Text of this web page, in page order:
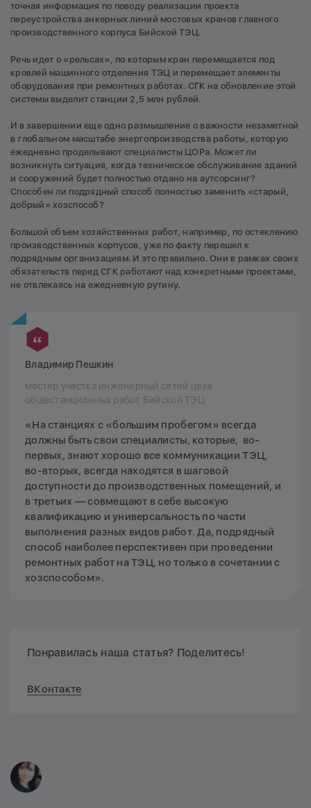
точная информация по поводу реализации проекта
переустройства анкерных линий мостовых кранов главного
производственного корпуса Бийской ТЭЦ.
Речь идет о «рельсах», по которым кран перемещается под
кровлей машинного отделения ТЭЦ и перемещает элементы
оборудования при ремонтных работах. СГК на обновление этой
системы выделит станции 2,5 млн рублей.
И в завершении еще одно размышление о важности незаметной
в глобальном масштабе энергопроизводства работы, которую
ежедневно проделывают специалисты ЦОРа. Может ли
возникнуть ситуация, когда техническое обслуживание зданий
и сооружений будет полностью отдано на аутсорсинг?
Способен ли подрядный способ полностью заменить «старый,
добрый» хозспособ?
Большой объем хозяйственных работ, например, по остеклению
производственных корпусов, уже по факту перешел к
подрядным организациям. И это правильно. Они в рамках своих
обязательств перед СГК работают над конкретными проектами,
не отвлекаясь на ежедневную рутину.
Владимир Пешкин
мастер участка инженерный сетей цеха
общестанционных работ Бийской ТЭЦ
«На станциях с «большим пробегом» всегда
должны быть свои специалисты, которые, во-
первых, знают хорошо все коммуникации ТЭЦ,
во-вторых, всегда находятся в шаговой
доступности до производственных помещений, и
в третьих — совмещают в себе высокую
квалификацию и универсальность по части
выполнения разных видов работ. Да, подрядный
способ наиболее перспективен при проведении
ремонтных работ на ТЭЦ, но только в сочетании с
хозспособом».
Понравилась наша статья? Поделитесь!
ВКонтакте